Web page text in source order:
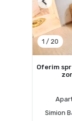
1 / 20
Previous
Oferim
Simion